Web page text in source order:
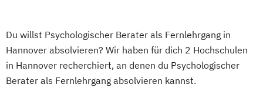
Du willst Psychologischer Berater als Fernlehrgang in
Hannover absolvieren? Wir haben für dich 2 Hochschulen
in Hannover recherchiert, an denen du Psychologischer
Berater als Fernlehrgang absolvieren kannst.